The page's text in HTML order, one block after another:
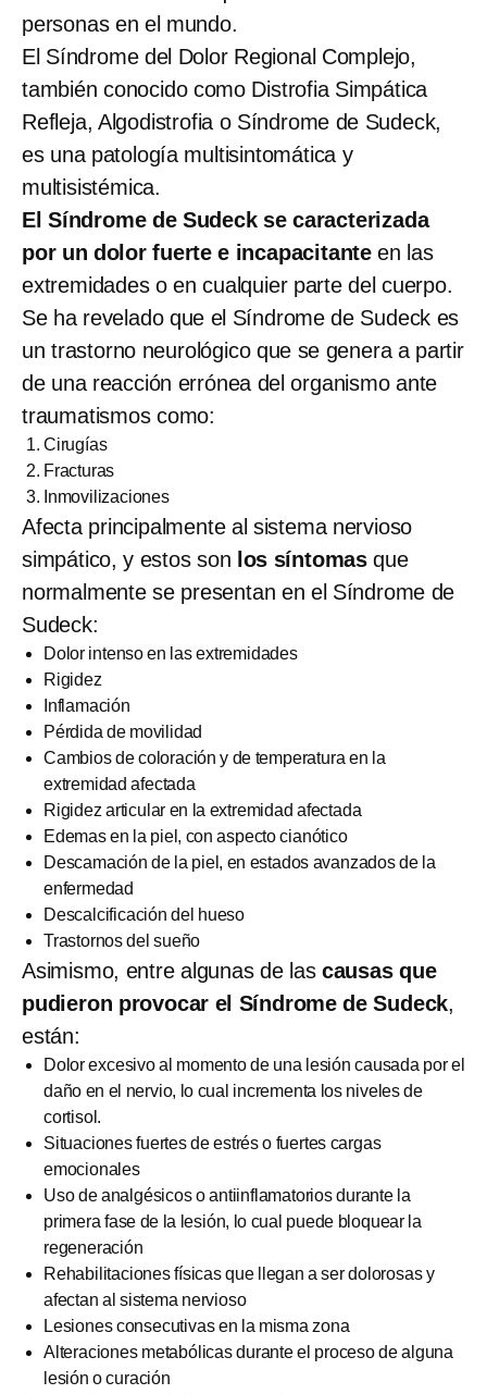
personas en el mundo.
El Síndrome del Dolor Regional Complejo,
también conocido como Distrofia Simpática
Refleja, Algodistrofia o Síndrome de Sudeck,
es una patología multisintomática y
multisistémica.
El Síndrome de Sudeck se caracterizada
por un dolor fuerte e incapacitante en las
extremidades o en cualquier parte del cuerpo.
Se ha revelado que el Síndrome de Sudeck es
un trastorno neurológico que se genera a partir
de una reacción errónea del organismo ante
traumatismos como:
Cirugías
Fracturas
Inmovilizaciones
Afecta principalmente al sistema nervioso
simpático, y estos son los síntomasque
normalmente se presentan en el Síndrome de
Sudeck:
Dolor intenso en las extremidades
Rigidez
Inflamación
Pérdida de movilidad
Cambios de coloración y de temperatura en la
extremidad afectada
Rigidez articular en la extremidad afectada
Edemas en la piel, con aspecto cianótico
Descamación de la piel, en estados avanzados de la
enfermedad
Descalcificación del hueso
Trastornos del sueño
Asimismo, entre algunas de las causas que
pudieron provocar el Síndrome de Sudeck,
están:
Dolor excesivo al momento de una lesión causada por el
daño en el nervio, lo cual incrementa los niveles de
cortisol.
Situaciones fuertes de estrés o fuertes cargas
emocionales
Uso de analgésicos o antiinflamatorios durante la
primera fase de la lesión, lo cual puede bloquear la
regeneración
Rehabilitaciones físicas que llegan a ser dolorosas y
afectan al sistema nervioso
Lesiones consecutivas en la misma zona
Alteraciones metabólicas durante el proceso de alguna
lesión o curación